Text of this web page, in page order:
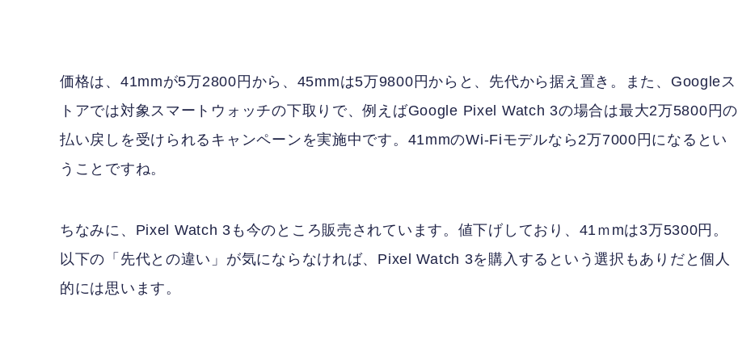
価格は、41mmが5万2800円から、45mmは5万9800円からと、先代から据え置き。また、Googleス
トアでは対象スマートウォッチの下取りで、例えばGoogle Pixel Watch 3の場合は最大2万5800円の
払い戻しを受けられるキャンペーンを実施中です。41mmのWi-Fiモデルなら2万7000円になるとい
うことですね。
ちなみに、Pixel Watch 3も今のところ販売されています。値下げしており、41ｍmは3万5300円。
以下の「先代との違い」が気にならなければ、Pixel Watch 3を購入するという選択もありだと個人
的には思います。